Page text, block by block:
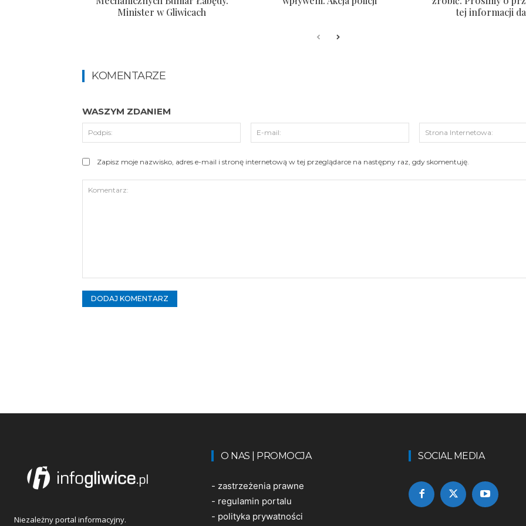
Minister w Gliwicach
tej informacji
KOMENTARZE
WASZYM ZDANIEM
Podpis:
mail:
Zapisz moje nazwisko, adres e-mail i stronę internetową w tej przeglądarce na następny raz, gdy skomentuję.
Niezależny portal informacyjny.
O NAS | PROMOCJA
- zastrzeżenia prawne
- regulamin portalu
- polityka prywatności
SOCIAL MEDIA